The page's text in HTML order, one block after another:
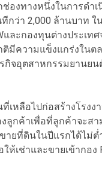
องทางหนึ่งในการดำเ
ทีกว่า 2,000 ล้านบา
และกองทุนต่างประเ
ติมีความแข็งแกร่งใน
กิจอุตสาหกรรมยานย
หลือไปก่อสร้างโรง
ลูกค้าเพื่อที่ลูกค้าจะส
ยที่ดินในปีแรกได้ไม่ต่
ให้เช่าและขายเข้ากอ